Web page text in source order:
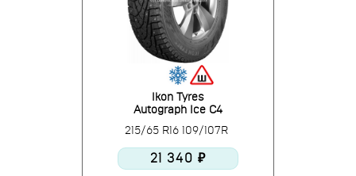
Ikon Tyres
Autograph Ice C4
215/65 R16 109/107R
21 340 ₽